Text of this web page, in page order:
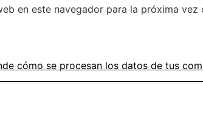
en este navegador para la próxima vez
cómo se procesan los datos de tus